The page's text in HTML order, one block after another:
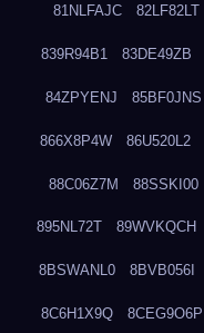
81NLFAJC 82LF82LT
839R94B1 83DE49ZB
84ZPYENJ 85BF0JNS
866X8P4W 86U520L2
88C06Z7M 88SSKI00
895NL72T 89WVKQCH
8BSWANL0 8BVB056I
8C6H1X9Q 8CEG9O6P